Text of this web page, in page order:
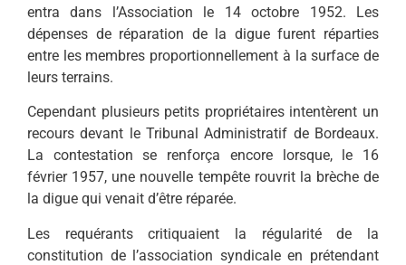
entra dans l’Association le 14 octobre 1952. Les
dépenses de réparation de la digue furent réparties
entre les membres proportionnellement à la surface de
leurs terrains.
Cependant plusieurs petits propriétaires intentèrent un
recours devant le Tribunal Administratif de Bordeaux.
La contestation se renforça encore lorsque, le 16
février 1957, une nouvelle tempête rouvrit la brèche de
la digue qui venait d’être réparée.
Les requérants critiquaient la régularité de la
constitution de l’association syndicale en prétendant